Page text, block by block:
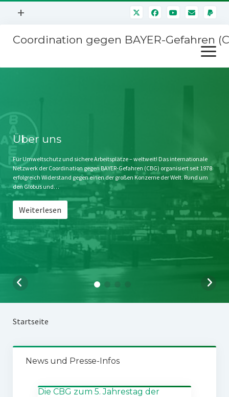
Menü
+
Mitmachen
Kontakt
Impressum
Störfälle
Coordination gegen BAYER-Gefahren
Menü
öffnen
Stichwort BAYER
Jahrestagung
SPENDEN
Über uns
Für Umweltschutz und sichere Arbeitsplätze – weltweit! Das internationale
Netzwerk der Coordination gegen BAYER-Gefahren (CBG) organisiert seit 1978
erfolgreich Widerstand gegen einen der großen Konzerne der Welt. Rund um
den Globus und…
Weiterlesen
Startseite
News und Presse-Infos
Die CBG zum 5. Jahrestag der